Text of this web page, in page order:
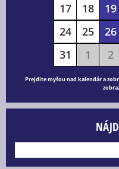
17
18 19
24
25 26
31
1 2
Prejdite myšou nad kalendár a